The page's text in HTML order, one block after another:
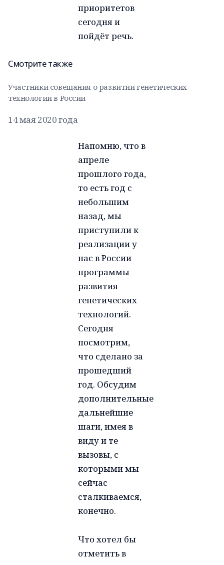
приоритетов
сегодня и
пойдёт речь.
Смотрите также
Участники совещания о развитии генетических
технологий в России
14 мая 2020 года
Напомню, что в
апреле
прошлого года,
то есть год с
небольшим
назад, мы
приступили к
реализации у
нас в России
программы
развития
генетических
технологий.
Сегодня
посмотрим,
что сделано за
прошедший
год. Обсудим
дополнительные
дальнейшие
шаги, имея в
виду и те
вызовы, с
которыми мы
сейчас
сталкиваемся,
конечно.
Что хотел бы
отметить в